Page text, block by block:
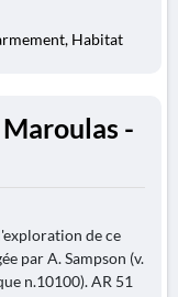
Habitat
-
de ce
par A. Sampson (v.
n.10100). AR 51